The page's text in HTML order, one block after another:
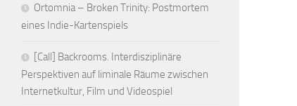
Ortomnia – Broken Trinity: Postmortem
eines Indie-Kartenspiels
[Call] Backrooms. Interdisziplinäre
Perspektiven auf liminale Räume zwischen
Internetkultur, Film und Videospiel